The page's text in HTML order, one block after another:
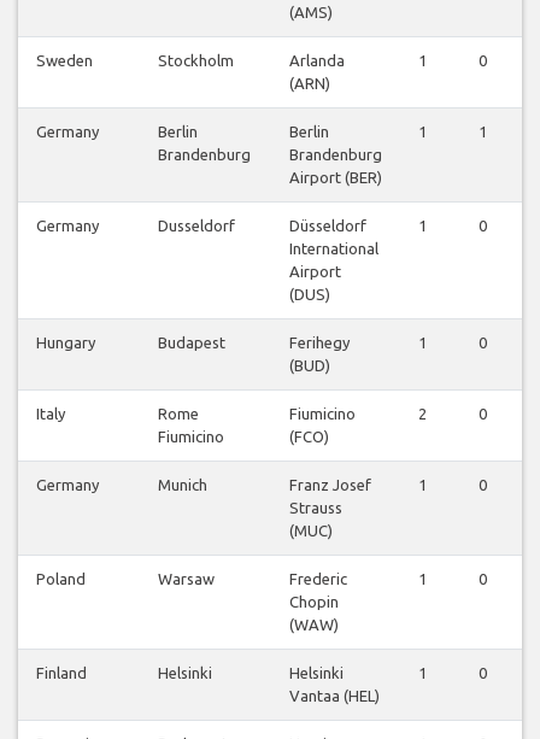
(AMS)
Sweden Stockholm
Arlanda
(ARN)
1 0
Germany
Berlin
Brandenburg
Berlin
Brandenburg
Airport (BER)
1 1
Germany Dusseldorf
Düsseldorf
International
Airport
(DUS)
1 0
Hungary Budapest
Ferihegy
(BUD)
1 0
Italy
Rome
Fiumicino
Fiumicino
(FCO)
2 0
Germany Munich
Franz Josef
Strauss
(MUC)
1 0
Poland Warsaw
Frederic
Chopin
(WAW)
1 0
Finland Helsinki
Helsinki
Vantaa (HEL)
1 0